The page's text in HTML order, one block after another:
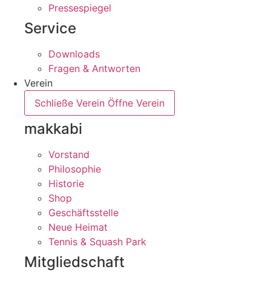
Pressespiegel
Service
Downloads
Fragen & Antworten
Verein
Schließe Verein Öffne Verein
makkabi
Vorstand
Philosophie
Historie
Shop
Geschäftsstelle
Neue Heimat
Tennis & Squash Park
Mitgliedschaft